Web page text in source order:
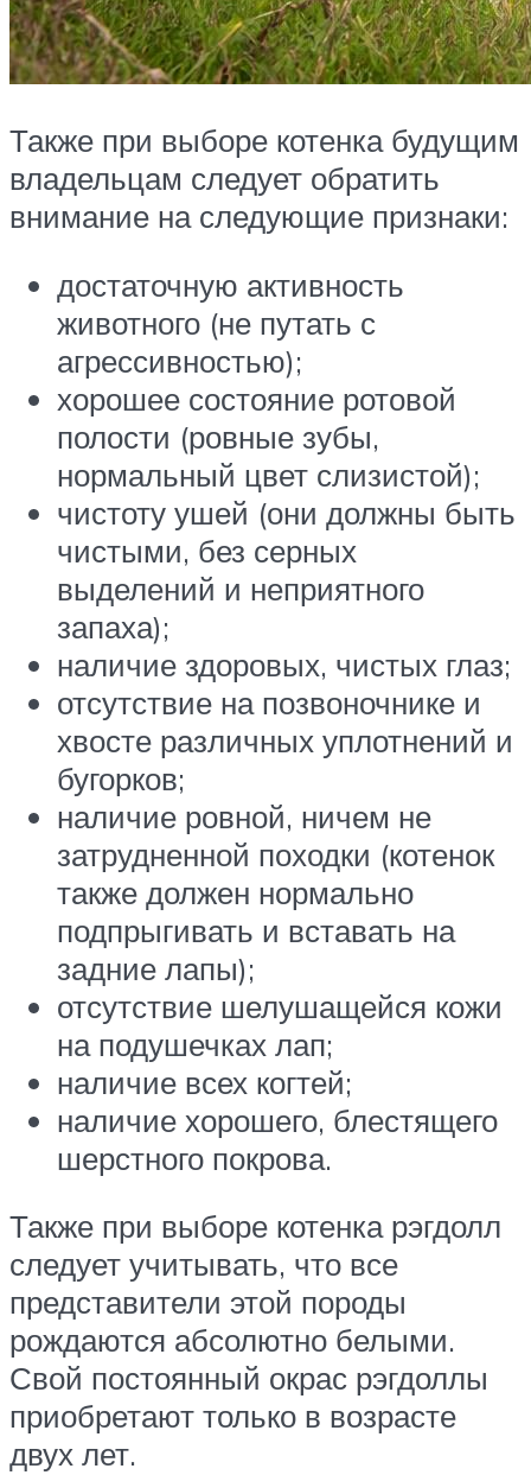
Также при выборе котенка будущим
владельцам следует обратить
внимание на следующие признаки:
достаточную активность
животного (не путать с
агрессивностью);
хорошее состояние ротовой
полости (ровные зубы,
нормальный цвет слизистой);
чистоту ушей (они должны быть
чистыми, без серных
выделений и неприятного
запаха);
наличие здоровых, чистых глаз;
отсутствие на позвоночнике и
хвосте различных уплотнений и
бугорков;
наличие ровной, ничем не
затрудненной походки (котенок
также должен нормально
подпрыгивать и вставать на
задние лапы);
отсутствие шелушащейся кожи
на подушечках лап;
наличие всех когтей;
наличие хорошего, блестящего
шерстного покрова.
Также при выборе котенка рэгдолл
следует учитывать, что все
представители этой породы
рождаются абсолютно белыми.
Свой постоянный окрас рэгдоллы
приобретают только в возрасте
двух лет.